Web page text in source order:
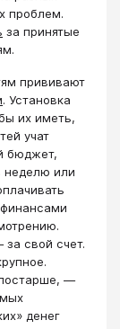
проблем.
за принятые
прививают
. Установка
их иметь,
учат
бюджет,
неделю или
свой счет.
—
денег